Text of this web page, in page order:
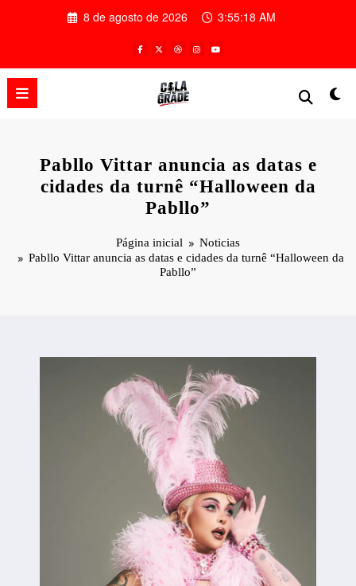
8 de agosto de 2026 3:55:19 AM
Pabllo Vittar anuncia as datas e
cidades da turnê “Halloween da
Pabllo”
Página inicial
Noticias
Pabllo Vittar anuncia as datas e cidades da turnê “Halloween da
Pabllo”